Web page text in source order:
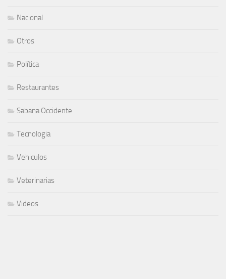
Nacional
Otros
Política
Restaurantes
Sabana Occidente
Tecnologia
Vehiculos
Veterinarias
Videos